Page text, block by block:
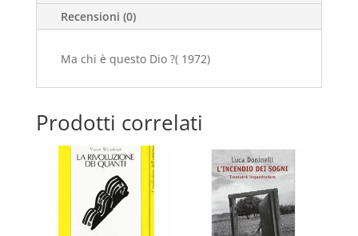
Recensioni (0)
Ma chi è questo Dio ?( 1972)
Prodotti correlati